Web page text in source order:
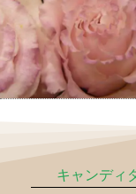
キャンディ